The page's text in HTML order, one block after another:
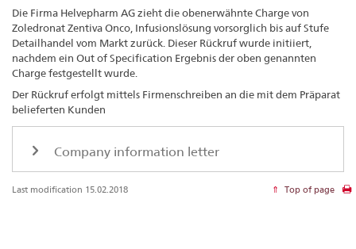
Die Firma Helvepharm AG zieht die obenerwähnte Charge von
Zoledronat Zentiva Onco, Infusionslösung vorsorglich bis auf Stufe
Detailhandel vom Markt zurück. Dieser Rückruf wurde initiiert,
nachdem ein Out of Specification Ergebnis der oben genannten
Charge festgestellt wurde.
Der Rückruf erfolgt mittels Firmenschreiben an die mit dem Präparat
belieferten Kunden
Company information letter
Last modification 15.02.2018 Top of page